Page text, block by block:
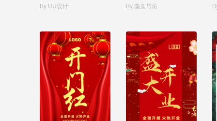
By UU设计
By 麋鹿与佑